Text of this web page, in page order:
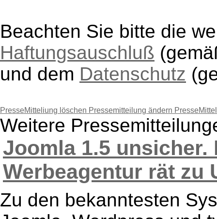
Beachten Sie bitte die
Haftungsauschluß
und dem Datenschutz
PresseMitteliung löschen Pressemitteilung ändern
Weitere
Joomla 1.5
Werbeagentur rät zu
Zu den bekanntesten